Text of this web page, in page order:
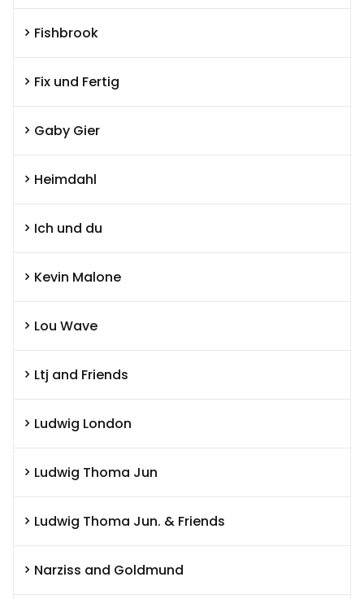
Fishbrook
Fix und Fertig
Gaby Gier
Heimdahl
Ich und du
Kevin Malone
Lou Wave
Ltj and Friends
Ludwig London
Ludwig Thoma Jun
Ludwig Thoma Jun. & Friends
Narziss and Goldmund